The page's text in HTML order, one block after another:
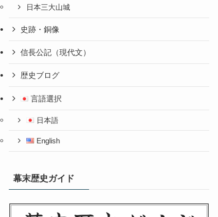
日本三大山城
史跡・銅像
信長公記（現代文）
歴史ブログ
言語選択
日本語
English
幕末歴史ガイド